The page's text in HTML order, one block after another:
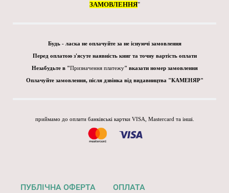
ЗАМОВЛЕННЯ"
Будь - ласка не оплачуйте за не існуючі замовлення
Перед оплатою з'ясуте наявність книг та точну вартість оплати
Незабудьте в "Призначення платежу" вказати номер замовлення
Оплачуйте замовлення, після дзвінка від видавництва "КАМЕНЯР"
приймамо до оплати банківські картки VISA, Mastercard та інші.
ПУБЛІЧНА ОФЕРТА ОПЛАТА